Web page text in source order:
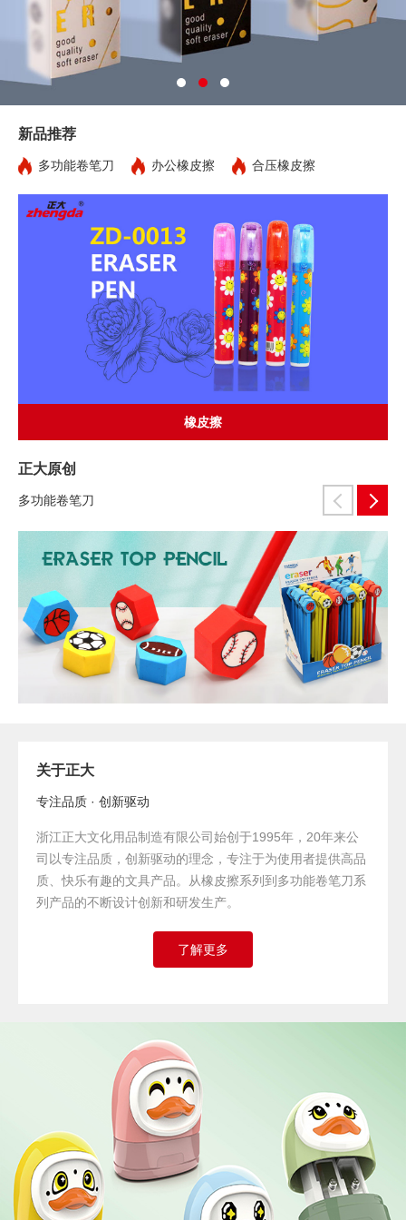
新品推荐
多功能卷笔刀 办公橡皮擦 合压橡皮擦
橡皮擦
正大原创
多功能卷笔刀
关于正大
专注品质 · 创新驱动
浙江正大文化用品制造有限公司始创于1995年，20年来公
司以专注品质，创新驱动的理念，专注于为使用者提供高品
质、快乐有趣的文具产品。从橡皮擦系列到多功能卷笔刀系
列产品的不断设计创新和研发生产。
了解更多